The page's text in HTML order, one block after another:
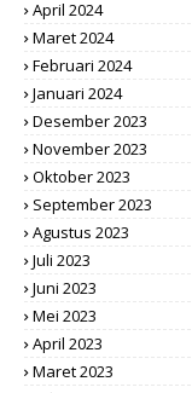
April 2024
Maret 2024
Februari 2024
Januari 2024
Desember 2023
November 2023
Oktober 2023
September 2023
Agustus 2023
Juli 2023
Juni 2023
Mei 2023
April 2023
Maret 2023